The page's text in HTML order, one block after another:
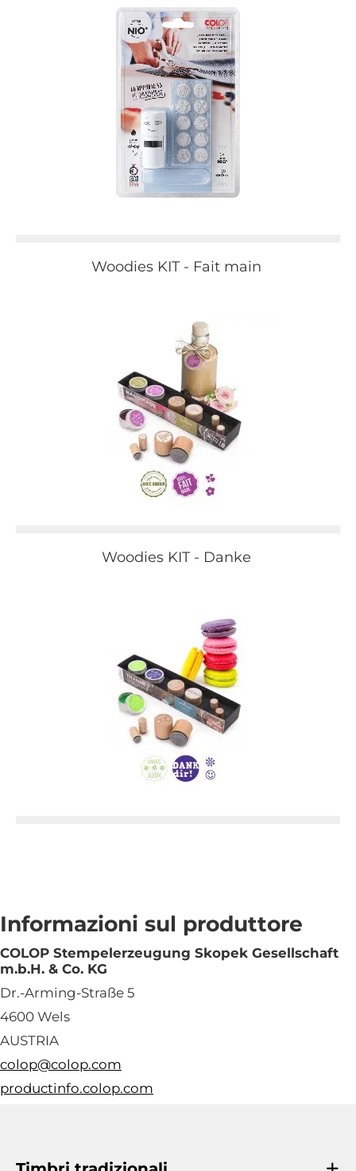
Woodies KIT - Fait main
Woodies KIT - Danke
Informazioni sul produttore
COLOP Stempelerzeugung Skopek Gesellschaft
m.b.H. & Co. KG
Dr.-Arming-Straße 5
4600 Wels
AUSTRIA
colop@colop.com
productinfo.colop.com